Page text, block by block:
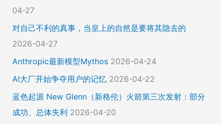
04-27
对自己不利的真事，当皇上的自然是要将其隐去的
2026-04-27
Anthropic最新模型Mythos 2026-04-24
AI大厂开始争夺用户的记忆 2026-04-22
蓝色起源 New Glenn（新格伦）火箭第三次发射：部分
成功、总体失利 2026-04-20